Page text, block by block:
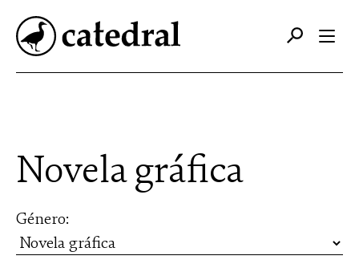
Editorial
Contacto
Novela gráfica
Género: